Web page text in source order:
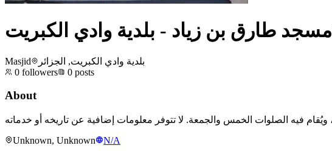
مسجد طارق بن زياد - بلدية وادي الكبريت
Masjid
بلدية وادي الكبريت, الجزائر
0 followers 0 posts
About
Unknown, Unknown
N/A